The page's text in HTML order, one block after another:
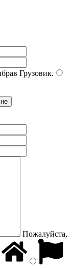
Грузовик.
Пожалуйста,